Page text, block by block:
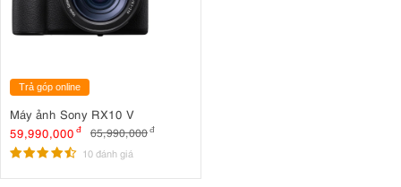
Trả góp online
Máy ảnh Sony RX10 V
59,990,000 đ 65,990,000đ
10 đánh giá